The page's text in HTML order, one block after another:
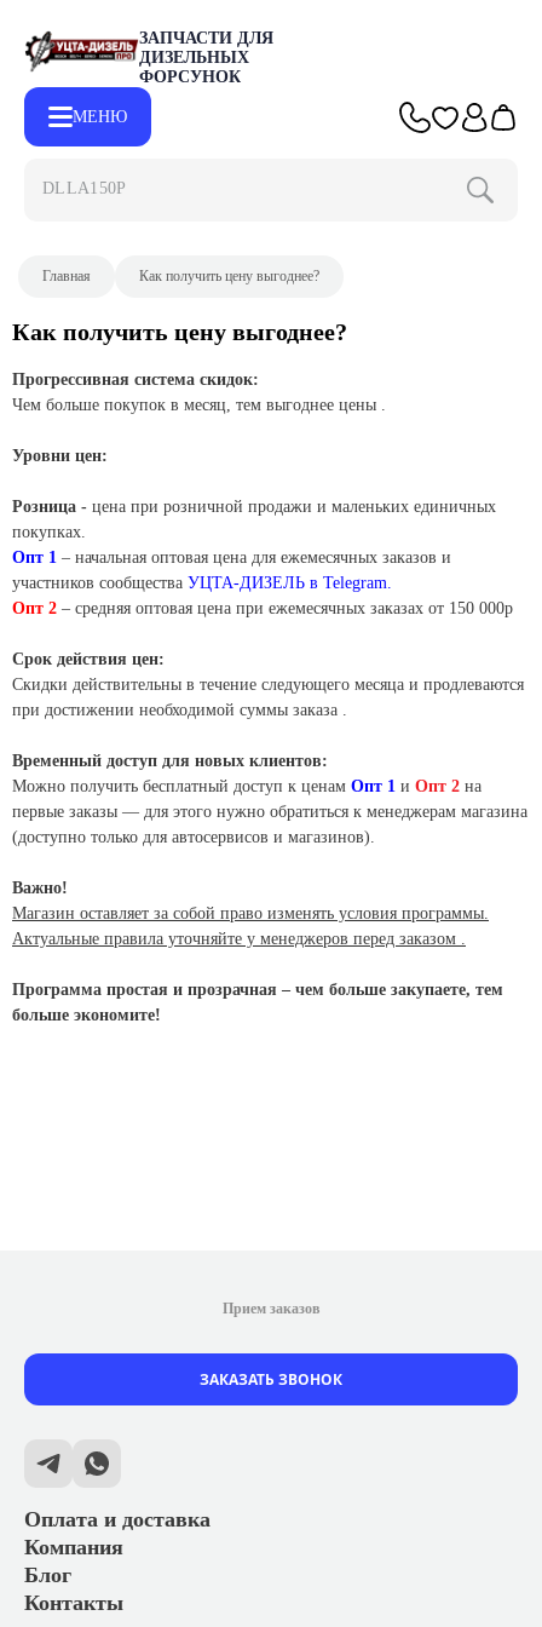
ЗАПЧАСТИ ДЛЯ
ДИЗЕЛЬНЫХ
ФОРСУНОК
МЕНЮ
DLLA150P2
Главная Как получить цену выгоднее?
Как получить цену выгоднее?
Прогрессивная система скидок:
Чем больше покупок в месяц, тем выгоднее цены .
Уровни цен:
Розница - цена при розничной продажи и маленьких единичных
покупках.
Опт 1 – начальная оптовая цена для ежемесячных заказов и
участников сообщества УЦТА-ДИЗЕЛЬ в Telegram.
Опт 2 – средняя оптовая цена при ежемесячных заказах от 150 000р
Срок действия цен:
Скидки действительны в течение следующего месяца и продлеваются
при достижении необходимой суммы заказа .
Временный доступ для новых клиентов:
Можно получить бесплатный доступ к ценам Опт 1 и Опт 2 на
первые заказы — для этого нужно обратиться к менеджерам магазина
(доступно только для автосервисов и магазинов).
Важно!
Магазин оставляет за собой право изменять условия программы.
Актуальные правила уточняйте у менеджеров перед заказом .
Программа простая и прозрачная – чем больше закупаете, тем
больше экономите!
Оплата и доставка
Компания
Блог
Контакты
Прием заказов
ЗАКАЗАТЬ ЗВОНОК